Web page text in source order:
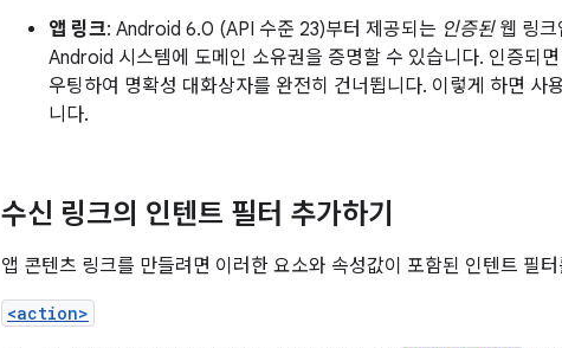
앱 링크: Android 6.0 (API 수준 23)부터 제공되는 인증된웹 링크
Android 시스템에 도메인 소유권을 증명할 수 있습니다. 인증되
우팅하여 명확성 대화상자를 완전히 건너뜁니다. 이렇게 하면 사
니다.
수신 링크의 인텐트 필터 추가하기
앱 콘텐츠 링크를 만들려면 이러한 요소와 속성값이 포함된 인텐트 필
<action>